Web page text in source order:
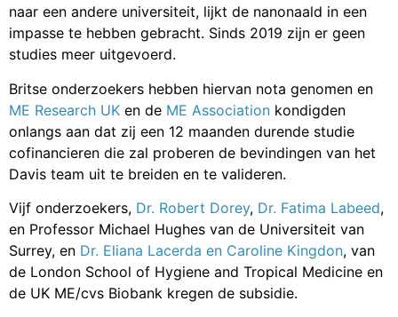
naar een andere universiteit, lijkt de nanonaald in een
impasse te hebben gebracht. Sinds 2019 zijn er geen
studies meer uitgevoerd.
Britse onderzoekers hebben hiervan nota genomen en
ME Research UK en de ME Association kondigden
onlangs aan dat zij een 12 maanden durende studie
cofinancieren die zal proberen de bevindingen van het
Davis team uit te breiden en te valideren.
Vijf onderzoekers, Dr. Robert Dorey, Dr. Fatima Labeed,
en Professor Michael Hughes van de Universiteit van
Surrey, en Dr. Eliana Lacerda en Caroline Kingdon, van
de London School of Hygiene and Tropical Medicine en
de UK ME/cvs Biobank kregen de subsidie.